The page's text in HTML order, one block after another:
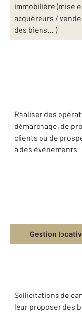
immobilière (mise
acquéreurs /
des biens… )
Réaliser des
démarchage, de
clients ou de
à des événements
Gestion
Sollicitations de
leur proposer des